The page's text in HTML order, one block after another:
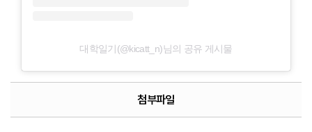
대학일기(@kicatt_n)님의 공유 게시물
첨부파일